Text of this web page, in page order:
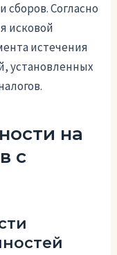
сборов. Согласно
исковой
истечения
установленных
на
с